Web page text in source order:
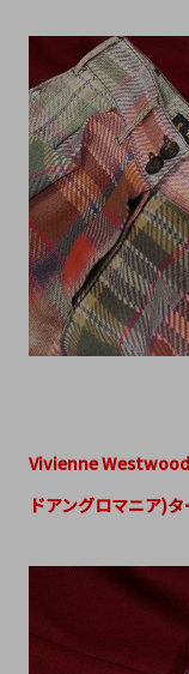
Vivienne Westwood
ドアングロマニア)